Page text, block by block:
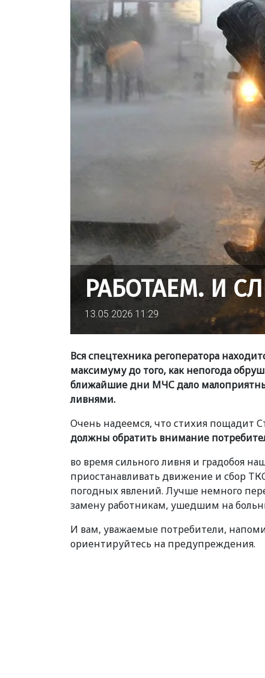
РАБОТАЕМ. И
13.05.2026 11:29
Вся спецтехника регоператора
максимуму до того, как непогода
ближайшие дни МЧС дало
ливнями.
Очень надеемся, что стихия пощадит
должны обратить внимание
во время сильного ливня и градобоя
приостанавливать движение и сбор
погодных явлений. Лучше немного
замену работникам, ушедшим на
И вам, уважаемые потребители,
ориентируйтесь на предупреждения.